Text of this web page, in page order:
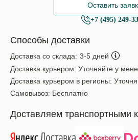
Оставить
+7 (495) 249-
Способы доставки
Доставка со склада: 3-5 дней
Доставка курьером: Уточняйте у
Доставка курьером в регионы:
Самовывоз: Бесплатно
Доставляем транспортными